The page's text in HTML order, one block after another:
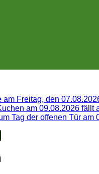
am Freitag, den
am 09.08.2026
Tag der offenen Tür am